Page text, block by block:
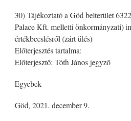
30) Tájékoztató a Göd belterület
Palace Kft. melletti önkormányzati)
értékbecslésről (zárt ülés)
Előterjesztés tartalma:
Előterjesztő: Tóth János jegyző
Egyebek
Göd, 2021. december 9.